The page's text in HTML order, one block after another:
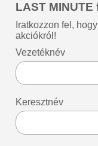
LAST MINUTE
Iratkozzon fel,
akciókról!
Vezetéknév
Keresztnév